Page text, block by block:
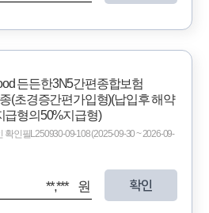
든든한3N5간편종합보험
종(초경증간편가입형)(납입후 해약
급형의50%지급형)
확인필L250930-09-108 (2025-09-30 ~ 2026-09-
**,*** 원 확인